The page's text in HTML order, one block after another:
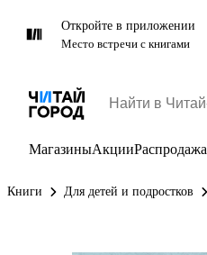
Откройте в приложении
Место встречи с книгами
МагазиныАкцииРаспродажа
Книги Для детей и подростков